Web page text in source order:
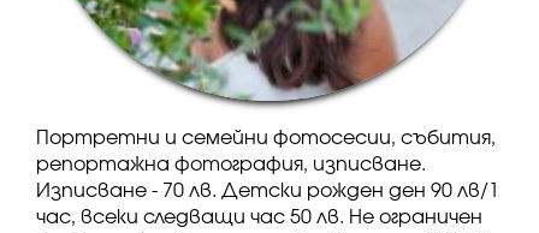
Портретни и семейни фотосесии, събития,
репортажна фотография, изписване.
Изписване - 70 лв. Детски рожден ден 90 лв/1
час, всеки следващи час 50 лв. Не ограничен